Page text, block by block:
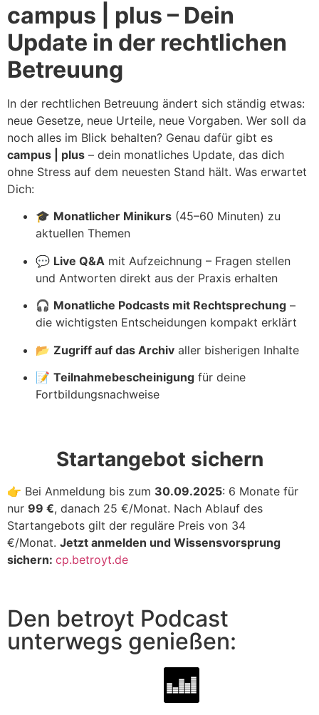
campus | plus – Dein
Update in der rechtlichen
Betreuung
In der rechtlichen Betreuung ändert sich ständig etwas:
neue Gesetze, neue Urteile, neue Vorgaben. Wer soll da
noch alles im Blick behalten? Genau dafür gibt es
campus | plus – dein monatliches Update, das dich
ohne Stress auf dem neuesten Stand hält. Was erwartet
Dich:
🎓 Monatlicher Minikurs (45–60 Minuten) zu
aktuellen Themen
💬 Live Q&A mit Aufzeichnung – Fragen stellen
und Antworten direkt aus der Praxis erhalten
🎧 Monatliche Podcasts mit Rechtsprechung –
die wichtigsten Entscheidungen kompakt erklärt
📂 Zugriff auf das Archiv aller bisherigen Inhalte
📝 Teilnahmebescheinigung für deine
Fortbildungsnachweise
Startangebot sichern
👉 Bei Anmeldung bis zum 30.09.2025: 6 Monate für
nur 99 €, danach 25 €/Monat. Nach Ablauf des
Startangebots gilt der reguläre Preis von 34
€/Monat. Jetzt anmelden und Wissensvorsprung
sichern: cp.betroyt.de
Den betroyt Podcast
unterwegs genießen: